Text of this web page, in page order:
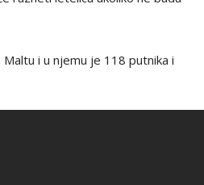
i u njemu je 118 putnika i